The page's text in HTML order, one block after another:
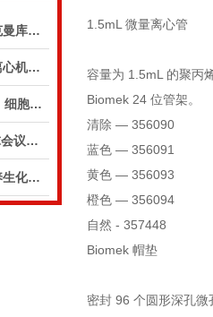
盛夏研途，聚力前行｜贝克曼库尔特生命科学8月活动预告
实验室安全守则：通用型离心机操作与保养的10个要点
邀您参会 | 2026（第十届）细胞外囊泡合规与临床应用大会
邀您参会 | “大国新药”全球会议（CPIC2026）
酶电极技术革新：细胞培养生化分析仪实现精准在线监测
1.5mL 微量离心管
容量为 1.5mL 的聚丙
Biomek 24 位管架。
清除 — 356090
蓝色 — 356091
黄色 — 356093
橙色 — 356094
自然 - 357448
Biomek 帽垫
密封 96 个圆形深孔